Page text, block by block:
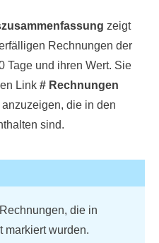
zeigt
Rechnungen der
Tage und ihren Wert. Sie
Link # Rechnungen
die in den
sind.
die in
markiert wurden.